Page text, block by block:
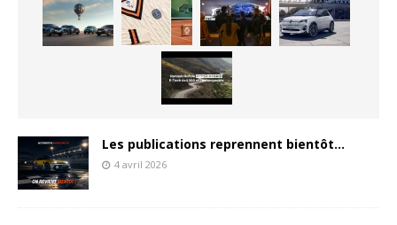
Les publications reprennent bientôt…
4 avril 2026